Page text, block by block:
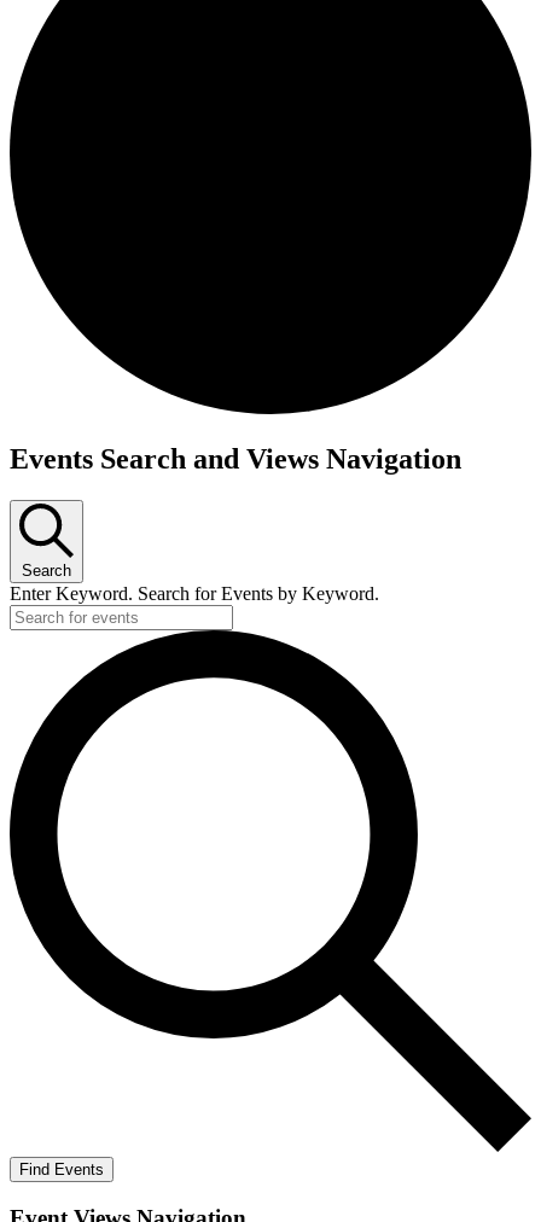
Events Search and Views Navigation
Search
Enter Keyword. Search for Events by Keyword.
Find Events